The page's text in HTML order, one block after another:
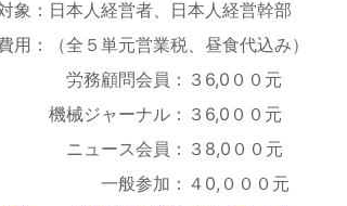
象：日本人経営者、日本人経営幹部
用：（全５単元営業税、昼食代込み）
労務顧問会員：３6,0００元
機械ジャーナル：３6,0００元
ニュース会員：３8,0００元
一般参加：４0,０００元